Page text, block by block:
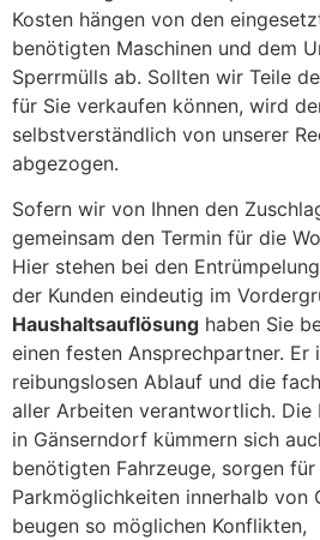
Kosten hängen von den
benötigten Maschinen und dem
Sperrmülls ab. Sollten wir Teile
für Sie verkaufen können, wird
selbstverständlich von unserer
abgezogen.
Sofern wir von Ihnen den
gemeinsam den Termin für die
Hier stehen bei den
der Kunden eindeutig im
Haushaltsauflösung haben Sie
einen festen Ansprechpartner. Er
reibungslosen Ablauf und die
aller Arbeiten verantwortlich. Die
in Gänserndorf kümmern sich
benötigten Fahrzeuge, sorgen
Parkmöglichkeiten innerhalb von
beugen so möglichen Konflikten,